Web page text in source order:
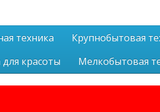
техника
Крупнобытовая
красоты Мелкобытовая